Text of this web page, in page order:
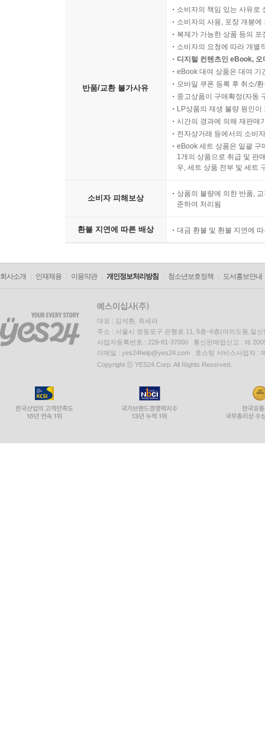
반품/교환 불가사유
소비자의 책임 있는 사유로
소비자의 사용, 포장 개봉
복제가 가능한 상품 등의
소비자의 요청에 따라 개별
디지털 컨텐츠인 eBook,
eBook 대여 상품은 대여 기
모바일 쿠폰 등록 후 취소/
중고상품이 구매확정(자동
LP상품의 재생 불량 원인
시간의 경과에 의해 재판매
전자상거래 등에서의 소비
eBook 세트 상품은 일괄 구
1개의 상품으로 취급 및 판
우, 세트 상품 전부 및 세트
소비자 피해보상
상품의 불량에 의한 반품,
준하여 처리됨
환불 지연에 따른 배상 대금 환불 및 환불 지연에
회사소개 인재채용 이용약관 개인정보처리방침 청소년보호정책 도서홍보안내
대표 : 김석환, 최세라
주소 : 서울시 영등포구 은행로 11, 5층~6층(여의도동,일신
사업자등록번호 : 229-81-37000 통신판매업신고 : 제
이메일 : yes24help@yes24.com 호스팅 서비스사업자 :
Copyright ⓒ YES24 Corp. All Rights Reserved.